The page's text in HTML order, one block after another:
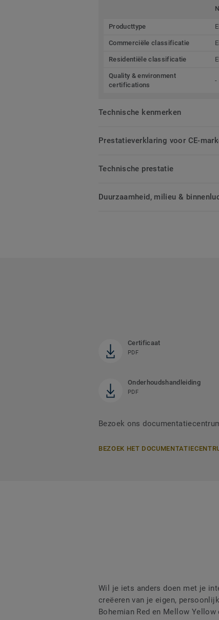
Producttype
Commerciële classificatie
Residentiële classificatie
Quality & environment
certifications
-
Technische kenmerken
Prestatieverklaring voor CE-
Technische prestatie
Duurzaamheid, milieu &
Certificaat
PDF
Onderhoudshandleiding
PDF
Bezoek ons
BEZOEK HET
Wil je iets anders doen met je
creëeren van je eigen,
Bohemian Red en Mellow